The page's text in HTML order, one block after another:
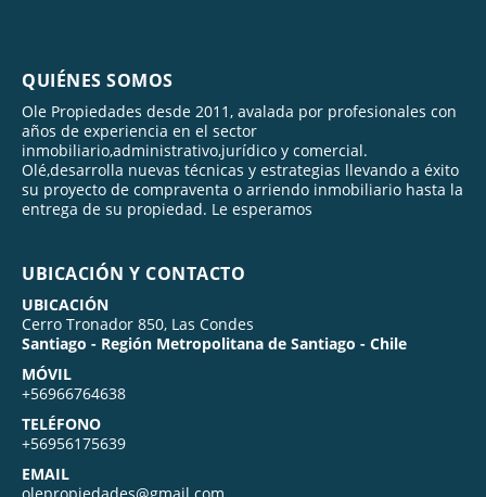
QUIÉNES SOMOS
Ole Propiedades desde 2011, avalada por profesionales con
años de experiencia en el sector
inmobiliario,administrativo,jurídico y comercial.
Olé,desarrolla nuevas técnicas y estrategias llevando a éxito
su proyecto de compraventa o arriendo inmobiliario hasta la
entrega de su propiedad. Le esperamos
UBICACIÓN Y CONTACTO
UBICACIÓN
Cerro Tronador 850, Las Condes
Santiago - Región Metropolitana de Santiago - Chile
MÓVIL
+56966764638
TELÉFONO
+56956175639
EMAIL